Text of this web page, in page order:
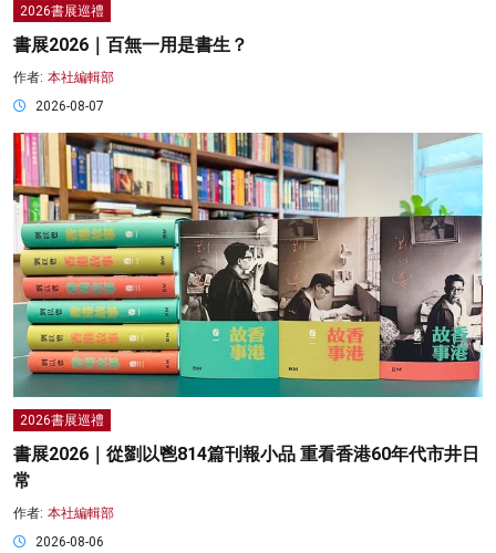
2026書展巡禮
書展2026｜百無一用是書生？
作者: 本社編輯部
2026-08-07
2026書展巡禮
書展2026｜從劉以鬯814篇刊報小品 重看香港60年代市井日
常
作者: 本社編輯部
2026-08-06